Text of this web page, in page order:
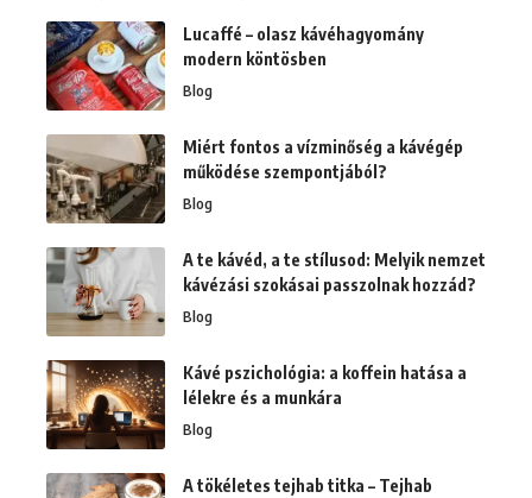
Lucaffé – olasz kávéhagyomány
modern köntösben
Blog
Miért fontos a vízminőség a kávégép
működése szempontjából?
Blog
A te kávéd, a te stílusod: Melyik nemzet
kávézási szokásai passzolnak hozzád?
Blog
Kávé pszichológia: a koffein hatása a
lélekre és a munkára
Blog
A tökéletes tejhab titka – Tejhab